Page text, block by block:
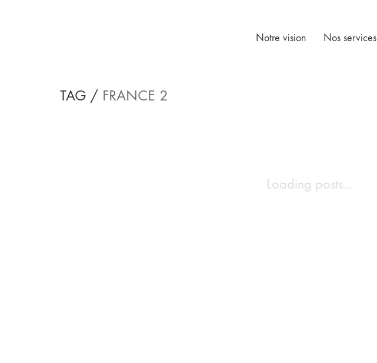
Notre vision Nos services
TAG / FRANCE 2
Loading posts...